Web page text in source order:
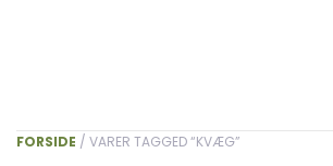
FORSIDE / VARER TAGGED “KVÆG”